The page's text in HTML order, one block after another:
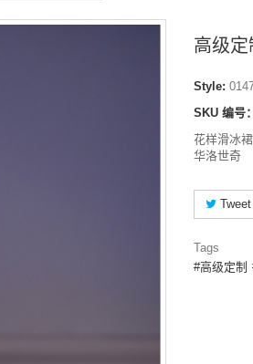
高级
Style:
SKU 编号：
花样滑冰
华洛世奇
Tweet
Tags
高级定制